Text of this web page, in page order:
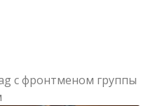
с фронтменом группы